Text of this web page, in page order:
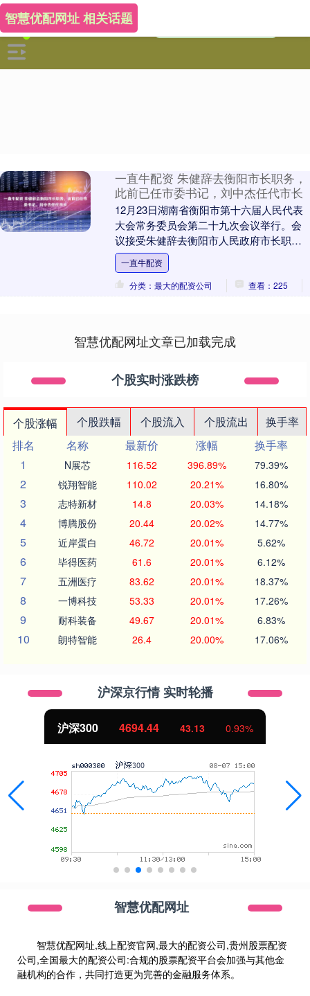
智慧优配网址 相关话题
一直牛配资 朱健辞去衡阳市长职务，
此前已任市委书记，刘中杰任代市长
12月23日湖南省衡阳市第十六届人民代表
大会常务委员会第二十九次会议举行。会
议接受朱健辞去衡阳市人民政府市长职
务。 朱健，1975年7月生，江苏江阴人。
今年11....
一直牛配资
分类：最大的配资公司
查看：225
智慧优配网址文章已加载完成
个股实时涨跌榜
个股涨幅 个股跌幅 个股流入 个股流出
换手率
排名
名称 最新价 涨幅
换手率
1
N展芯 116.52 396.89% 79.39%
2 锐翔智能 110.02 20.21% 16.80%
3 志特新材 14.8 20.03% 14.18%
4 博腾股份 20.44 20.02% 14.77%
5 近岸蛋白 46.72 20.01% 5.62%
6 毕得医药 61.6 20.01% 6.12%
7 五洲医疗 83.62 20.01% 18.37%
8 一博科技 53.33 20.01% 17.26%
9 耐科装备 49.67 20.01% 6.83%
10 朗特智能 26.4 20.00% 17.06%
沪深京行情 实时轮播
沪深300 4694.44 43.13 0.93%
智慧优配网址
智慧优配网址,线上配资官网,最大的配资公司,贵州股票配资
公司,全国最大的配资公司:合规的股票配资平台会加强与其他金
融机构的合作，共同打造更为完善的金融服务体系。